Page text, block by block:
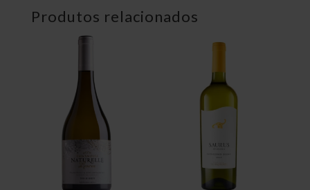
Produtos relacionados